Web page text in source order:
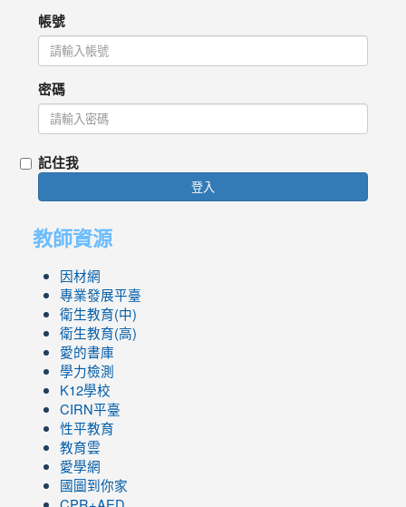
帳號
密碼
記住我
登入
教師資源
因材網
專業發展平臺
衛生教育(中)
衛生教育(高)
愛的書庫
學力檢測
K12學校
CIRN平臺
性平教育
教育雲
愛學網
國圖到你家